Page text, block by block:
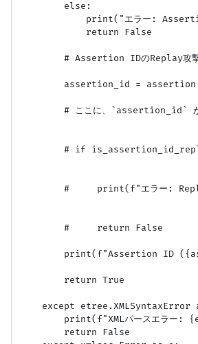
        else:
print("エラー:
            return False
# Assertion IDのReplay攻撃
assertion_id =
# ここに、`assertion_id` が
# if
#     print(f"エラー:
        #     return False
print(f"Assertion ID
        return True
except etree.XMLSyntaxError
print(f"XMLパースエラー:
        return False